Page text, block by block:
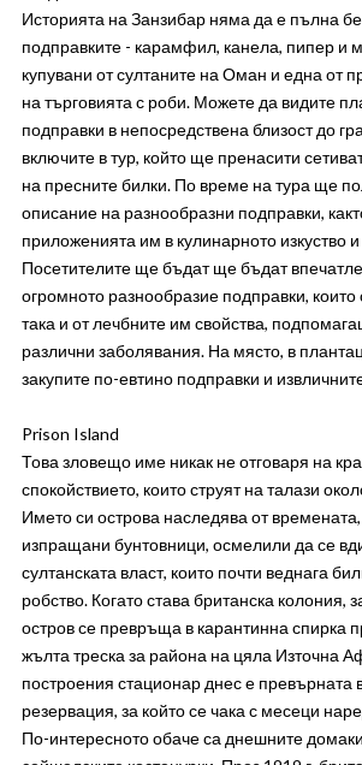
Историята на Занзибар няма да е пълна
подправките - карамфил, канела, пипер и
купувани от султаните на Оман и една от
на търговията с роби. Можете да видите
подправки в непосредствена близост до
включите в тур, който ще пренасити
на пресните билки. По време на тура ще
описание на разнообразни подправки,
приложенията им в кулинарното изкуство и
Посетителите ще бъдат ще бъдат
огромното разнообразие подправки, които
така и от лечбните им свойства,
различни заболявания. На място, в
закупите по-евтино подправки и
Prison Island
Това зловещо име никак не отговаря на
спокойствието, които струят на талази
Името си острова наследява от времената,
изпращани бунтовници, осмелили да се
султанската власт, които почти веднага
робство. Когато става британска колония,
остров се превръща в карантинна спирка
жълта треска за района на цяла Източна
построения стационар днес е превърната
резервация, за който се чака с месеци
По-интересното обаче са днешните